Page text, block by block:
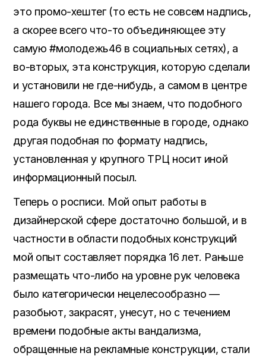
это промо-хештег (то есть не совсем надпись,
а скорее всего что-то объединяющее эту
самую #молодежь46 в социальных сетях), а
во-вторых, эта конструкция, которую сделали
и установили не где-нибудь, а самом в центре
нашего города. Все мы знаем, что подобного
рода буквы не единственные в городе, однако
другая подобная по формату надпись,
установленная у крупного ТРЦ носит иной
информационный посыл.
Теперь о росписи. Мой опыт работы в
дизайнерской сфере достаточно большой, и в
частности в области подобных конструкций
мой опыт составляет порядка 16 лет. Раньше
размещать что-либо на уровне рук человека
было категорически нецелесообразно —
разобьют, закрасят, унесут, но с течением
времени подобные акты вандализма,
обращенные на рекламные конструкции, стали